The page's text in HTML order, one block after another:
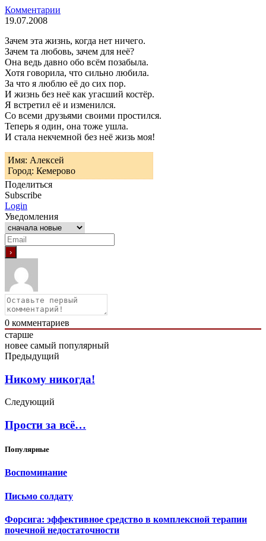
Комментарии
19.07.2008
Зачем эта жизнь, когда нет ничего.
Зачем та любовь, зачем для неё?
Она ведь давно обо всём позабыла.
Хотя говорила, что сильно любила.
За что я люблю её до сих пор.
И жизнь без неё как угасший костёр.
Я встретил её и изменился.
Со всеми друзьями своими простился.
Теперь я один, она тоже ушла.
И стала некчемной без неё жизь моя!
Имя: Алексей
Город: Кемерово
Поделиться
Subscribe
Login
Уведомления
0 комментариев
старше
новее самый популярный
Предыдущий
Никому никогда!
Следующий
Прости за всё…
Популярные
Воспоминание
Письмо солдату
Форсига: эффективное средство в комплексной терапии
почечной недостаточности